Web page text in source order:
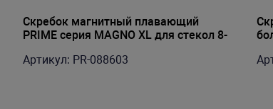
Скребок магнитный плавающий
PRIME серия MAGNO XL для стекол 8-
Артикул: PR-088603